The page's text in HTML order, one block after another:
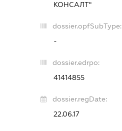
КОНСАЛТ"
dossier.opfSubType:
-
dossier.edrpo:
41414855
dossier.regDate:
22.06.17